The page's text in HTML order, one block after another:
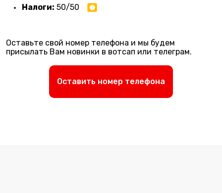
Налоги: 50/50
Оставьте свой номер телефона и мы будем
присылать Вам новинки в вотсап или телеграм.
Оставить номер телефона